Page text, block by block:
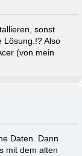
sonst
Lösung.!? Also
(von mein
Daten. Dann
mit dem alten